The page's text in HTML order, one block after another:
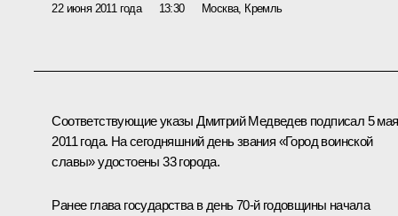
22 июня 2011 года 13:30 Москва, Кремль
Соответствующиеуказы Дмитрий Медведев подписал 5 мая
2011 года. На сегодняшний день звания «Город воинской
славы»удостоены 33 города.
Ранее глава государства в день 70-й годовщины начала